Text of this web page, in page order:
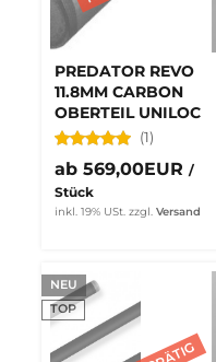
PREDATOR REVO
11.8MM CARBON
OBERTEIL UNILOC
(1)
ab 569,00EUR /
Stück
inkl. 19% USt. zzgl. Versand
NEU
TOP